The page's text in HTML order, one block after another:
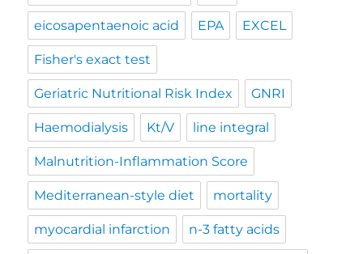
eicosapentaenoic acid EPA EXCEL
Fisher's exact test
Geriatric Nutritional Risk Index GNRI
Haemodialysis Kt/V line integral
Malnutrition-Inflammation Score
Mediterranean-style diet mortality
myocardial infarction n-3 fatty acids